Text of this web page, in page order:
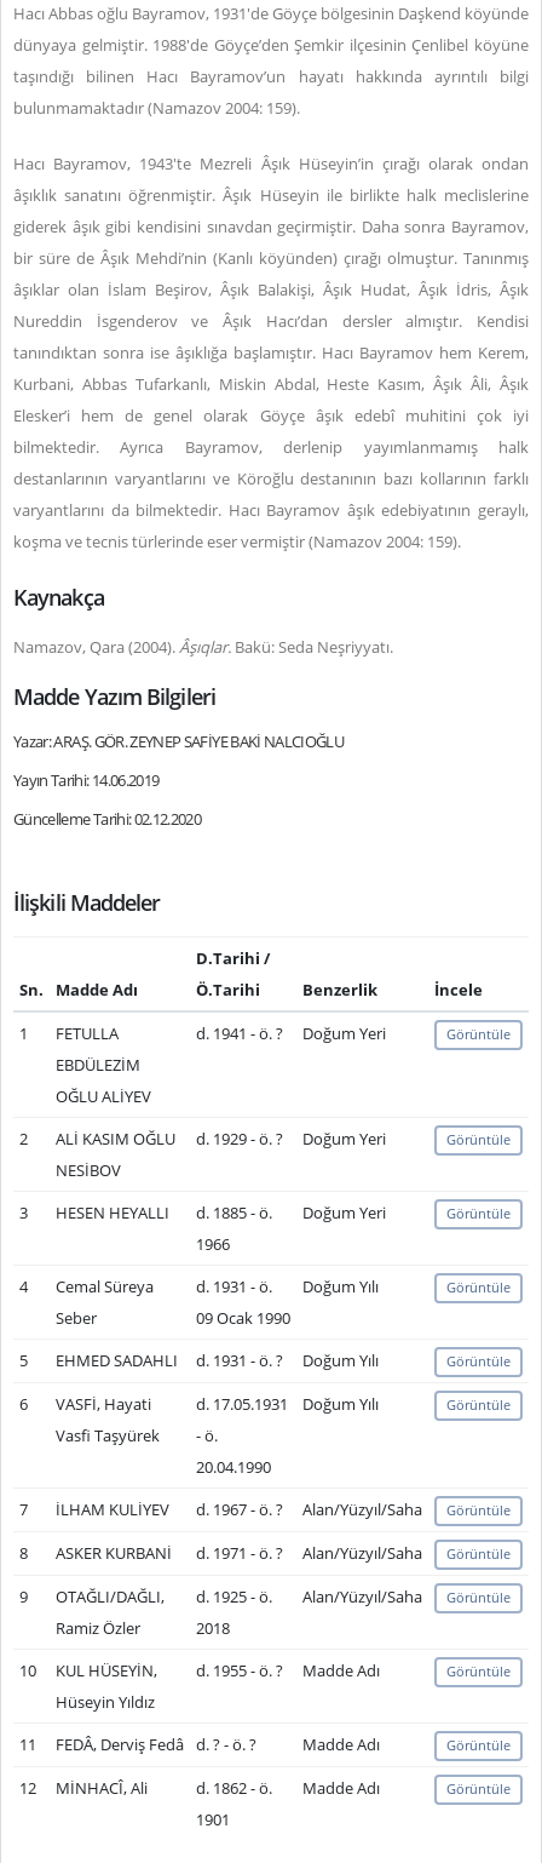
Hacı Abbas oğlu Bayramov, 1931'de Göyçe bölgesinin Daşkend köyünde
dünyaya gelmiştir. 1988'de Göyçe’den Şemkir ilçesinin Çenlibel köyüne
taşındığı bilinen Hacı Bayramov’un hayatı hakkında ayrıntılı bilgi
bulunmamaktadır (Namazov 2004: 159).
Hacı Bayramov, 1943'te Mezreli Âşık Hüseyin’in çırağı olarak ondan
âşıklık sanatını öğrenmiştir. Âşık Hüseyin ile birlikte halk meclislerine
giderek âşık gibi kendisini sınavdan geçirmiştir. Daha sonra Bayramov,
bir süre de Âşık Mehdi’nin (Kanlı köyünden) çırağı olmuştur. Tanınmış
âşıklar olan İslam Beşirov, Âşık Balakişi, Âşık Hudat, Âşık İdris, Âşık
Nureddin İsgenderov ve Âşık Hacı’dan dersler almıştır. Kendisi
tanındıktan sonra ise âşıklığa başlamıştır. Hacı Bayramov hem Kerem,
Kurbani, Abbas Tufarkanlı, Miskin Abdal, Heste Kasım, Âşık Âli, Âşık
Elesker’i hem de genel olarak Göyçe âşık edebî muhitini çok iyi
bilmektedir. Ayrıca Bayramov, derlenip yayımlanmamış halk
destanlarının varyantlarını ve Köroğlu destanının bazı kollarının farklı
varyantlarını da bilmektedir. Hacı Bayramov âşık edebiyatının geraylı,
koşma ve tecnis türlerinde eser vermiştir (Namazov 2004: 159).
Kaynakça
Namazov, Qara (2004).Âşıqlar. Bakü: Seda Neşriyyatı.
Madde Yazım Bilgileri
Yazar: ARAŞ. GÖR. ZEYNEP SAFİYE BAKİ NALCIOĞLU
Yayın Tarihi: 14.06.2019
Güncelleme Tarihi: 02.12.2020
İlişkili Maddeler
Sn. Madde Adı
D.Tarihi /
Ö.Tarihi
Benzerlik
İncele
1
FETULLA
EBDÜLEZİM
OĞLU ALİYEV
d. 1941 - ö. ? Doğum Yeri Görüntüle
2
ALİ KASIM OĞLU
NESİBOV
d. 1929 - ö. ? Doğum Yeri Görüntüle
3 HESEN HEYALLI
d. 1885 - ö.
1966
Doğum Yeri Görüntüle
4
Cemal Süreya
Seber
d. 1931 - ö.
09 Ocak 1990
Doğum Yılı Görüntüle
5 EHMED SADAHLI d. 1931 - ö. ? Doğum Yılı Görüntüle
6
VASFİ, Hayati
Vasfi Taşyürek
d. 17.05.1931
- ö.
20.04.1990
Doğum Yılı Görüntüle
7 İLHAM KULİYEV d. 1967 - ö. ? Alan/Yüzyıl/Saha Görüntüle
8 ASKER KURBANİ d. 1971 - ö. ? Alan/Yüzyıl/Saha Görüntüle
9
OTAĞLI/DAĞLI,
Ramiz Özler
d. 1925 - ö.
2018
Alan/Yüzyıl/Saha Görüntüle
10
KUL HÜSEYİN,
Hüseyin Yıldız
d. 1955 - ö. ? Madde Adı Görüntüle
11 FEDÂ, Derviş Fedâ d. ? - ö. ? Madde Adı Görüntüle
12 MİNHACÎ, Ali
d. 1862 - ö.
1901
Madde Adı Görüntüle